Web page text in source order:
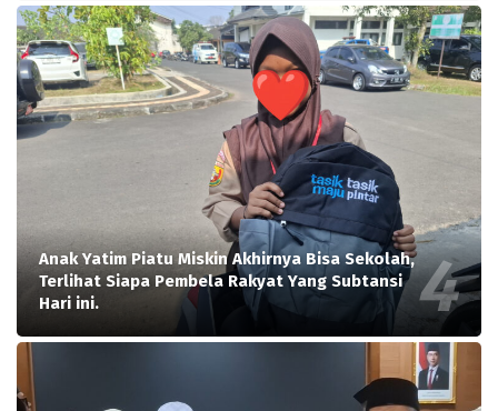
Anak Yatim Piatu Miskin Akhirnya Bisa Sekolah,
Terlihat Siapa Pembela Rakyat Yang Subtansi
Hari ini.